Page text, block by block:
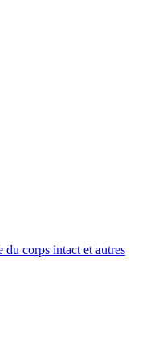
corps intact et autres